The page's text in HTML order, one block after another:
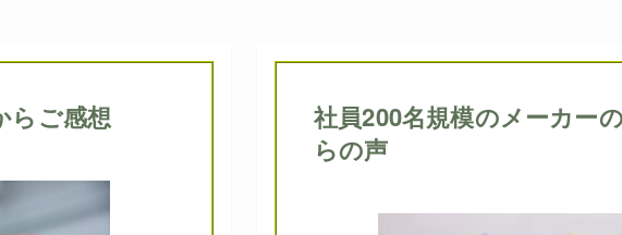
らご感想
社員200名規模のメーカー
らの声